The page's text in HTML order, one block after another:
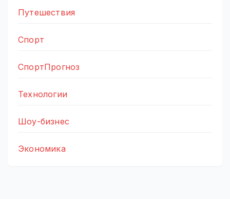
Путешествия
Спорт
СпортПрогноз
Технологии
Шоу-бизнес
Экономика